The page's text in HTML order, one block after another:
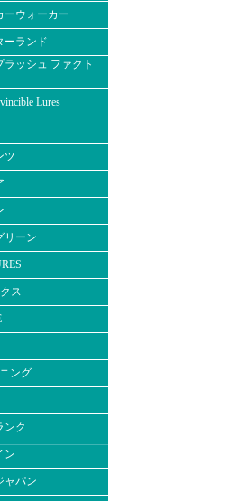
ーウォーカー
ーランド
ラッシュ ファクト
Lures
ツ
リーン
ス
ング
ンク
ン
ャパン